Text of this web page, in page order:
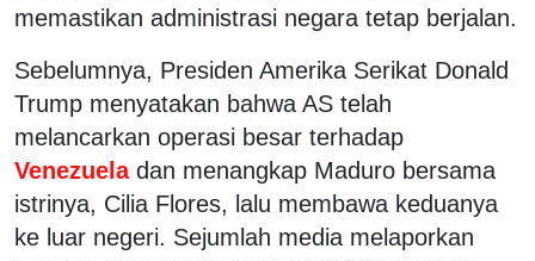
memastikan administrasi negara tetap berjalan.
Sebelumnya, Presiden Amerika Serikat Donald
Trump menyatakan bahwa AS telah
melancarkan operasi besar terhadap
Venezuela dan menangkap Maduro bersama
istrinya, Cilia Flores, lalu membawa keduanya
ke luar negeri. Sejumlah media melaporkan